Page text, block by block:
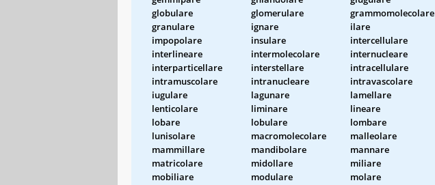
globulare
glomerulare grammomolecolare
granulare
ignare ilare
impopolare
insulare intercellulare
interlineare
intermolecolare internucleare
interparticellare
interstellare intracellulare
intramuscolare
intranucleare intravascolare
iugulare
lagunare lamellare
lenticolare
liminare lineare
lobare
lobulare lombare
lunisolare
macromolecolare malleolare
mammillare
mandibolare mannare
matricolare
midollare miliare
mobiliare
modulare molare